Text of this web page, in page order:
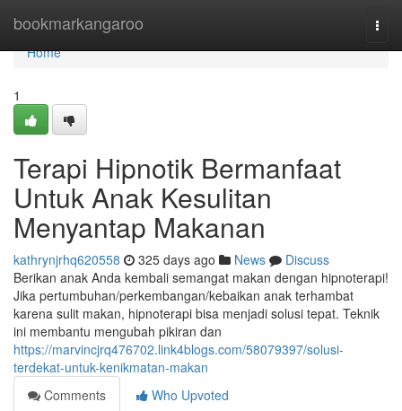
bookmarkangaroo
Home
Home
1
Terapi Hipnotik Bermanfaat
Untuk Anak Kesulitan
Menyantap Makanan
kathrynjrhq620558 325 days ago News
Discuss
Berikan anak Anda kembali semangat makan dengan hipnoterapi!
Jika pertumbuhan/perkembangan/kebaikan anak terhambat
karena sulit makan, hipnoterapi bisa menjadi solusi tepat. Teknik
ini membantu mengubah pikiran dan
https://marvincjrq476702.link4blogs.com/58079397/solusi-
terdekat-untuk-kenikmatan-makan
Comments
Who Upvoted